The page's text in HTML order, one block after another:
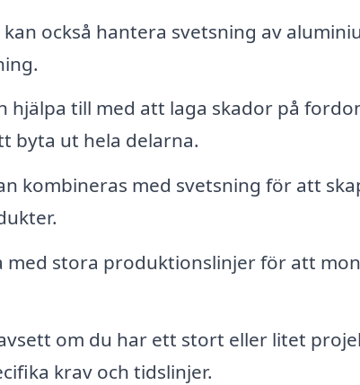
också hantera svetsning av
hjälpa till med att laga skador på
byta ut hela delarna.
kombineras med svetsning för att
med stora produktionslinjer för att
om du har ett stort eller litet
krav och tidslinjer.